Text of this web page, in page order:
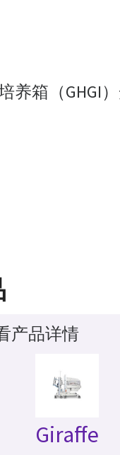
养箱（GHGI
产品详情
Giraffe